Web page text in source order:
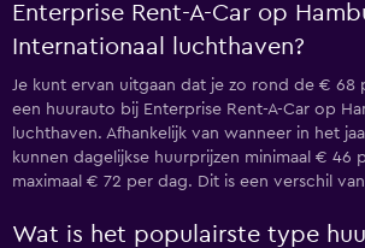
Enterprise Rent-A-Car op
Internationaal luchthaven?
Je kunt ervan uitgaan dat je zo rond de € 68
een huurauto bij Enterprise Rent-A-Car op
luchthaven. Afhankelijk van wanneer in het
kunnen dagelijkse huurprijzen minimaal € 46
maximaal € 72 per dag. Dit is een verschil
Wat is het populairste type